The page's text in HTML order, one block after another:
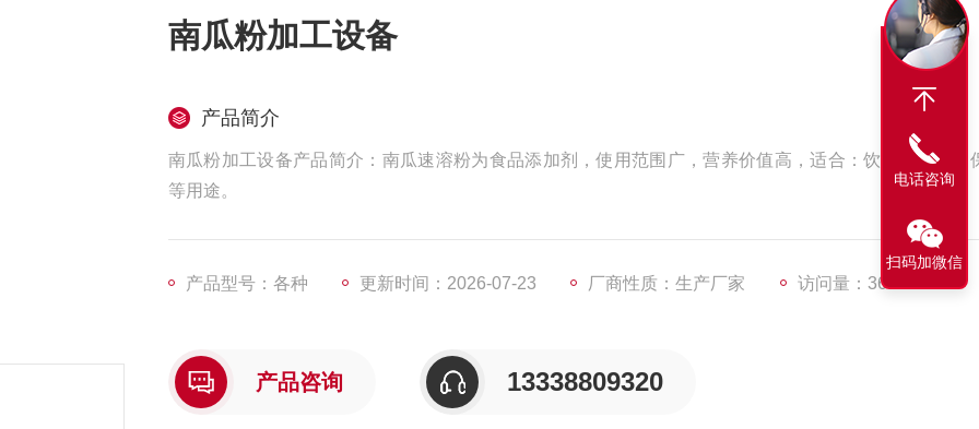
南瓜粉加工设备
产品简介
南瓜粉加工设备产品简介：南瓜速溶粉为食品添加剂，使用范围广，营养价值高，适合：饮料、美容、
等用途。
产品型号：各种 更新时间：2026-07-23 厂商性质：生产厂家 访问量：3638
产品咨询 13338809320
电话咨询
扫码加微信